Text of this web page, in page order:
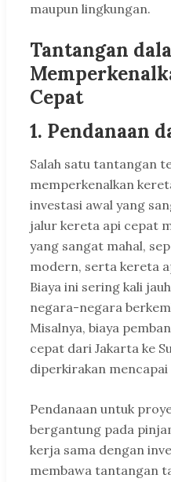
maupun lingkungan.
Tantangan
Cepat
1. Pendanaan
Salah satu tantangan
memperkenalkan
investasi awal yang
jalur kereta api cepat
yang sangat mahal,
modern, serta kereta
Biaya ini sering kali
negara-negara
Misalnya, biaya
cepat dari Jakarta ke
diperkirakan
Pendanaan untuk
bergantung pada
kerja sama dengan
membawa tantangan